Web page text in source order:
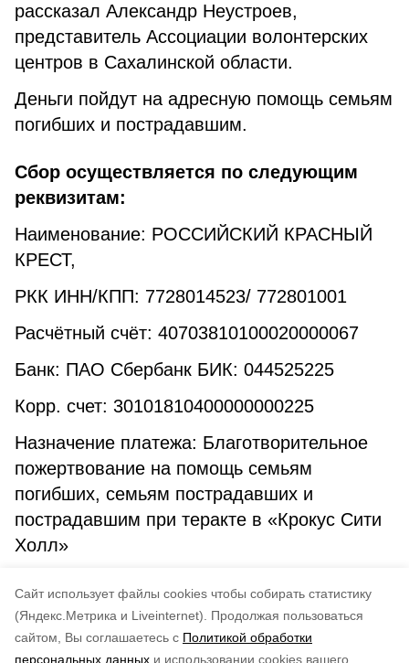
Cайт использует файлы cookies чтобы собирать статистику
(Яндекс.Метрика и Liveinternet).
Продолжая пользоваться
сайтом, Вы соглашаетесь с Политикой обработки
персональных данных и использовании cookies вашего
рассказал Александр Неустроев,
представитель Ассоциации волонтерских
центров в Сахалинской области.
Деньги пойдут на адресную помощь семьям
погибших и пострадавшим.
Сбор осуществляется по следующим
реквизитам:
Наименование: РОССИЙСКИЙ КРАСНЫЙ
КРЕСТ,
РКК ИНН/КПП: 7728014523/ 772801001
Расчётный счёт: 40703810100020000067
Банк: ПАО Сбербанк БИК: 044525225
Корр. счет: 30101810400000000225
Назначение платежа: Благотворительное
пожертвование на помощь семьям
погибших, семьям пострадавших и
пострадавшим при теракте в «Крокус Сити
Холл»
на официальном сайтемывместе.рф